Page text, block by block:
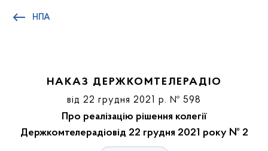
НПА
НАКАЗ ДЕРЖКОМТЕЛЕРАДІО
від 22 грудня 2021 р. № 598
Про реалізацію рішення колегії
Держкомтелерадіовід 22 грудня 2021 року № 2